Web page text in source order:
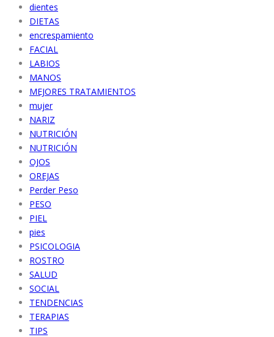
dientes
DIETAS
encrespamiento
FACIAL
LABIOS
MANOS
MEJORES TRATAMIENTOS
mujer
NARIZ
NUTRICIÓN
NUTRICIÓN
OJOS
OREJAS
Perder Peso
PESO
PIEL
pies
PSICOLOGIA
ROSTRO
SALUD
SOCIAL
TENDENCIAS
TERAPIAS
TIPS